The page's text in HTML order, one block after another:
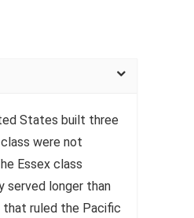
States built three
were not
Essex class
served longer than
that ruled the Pacific